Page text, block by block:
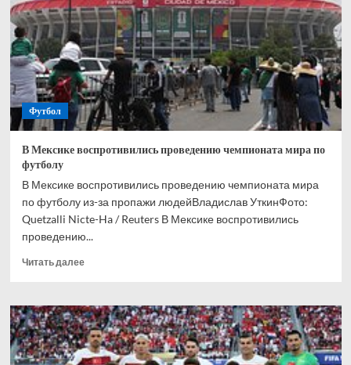
матчей
чемпионата
мира-2026
Футбол
В Мексике воспротивились проведению чемпионата мира по
футболу
В Мексике воспротивились проведению чемпионата мира
по футболу из-за пропажи людейВладислав УткинФото:
Quetzalli Nicte-Ha / Reuters В Мексике воспротивились
проведению...
Читать далееПрочитать
В
Мексике
воспротивились
проведению